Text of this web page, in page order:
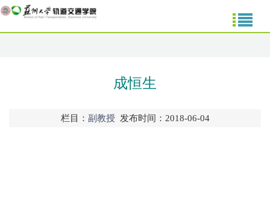
成恒生
栏目： 副教授 发布时间：2018-06-04